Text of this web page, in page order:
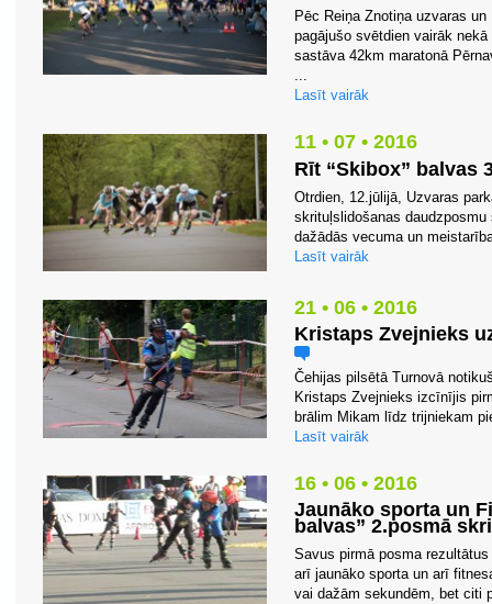
Pēc Reiņa Znotiņa uzvaras
pagājušo svētdien vairāk
sastāva 42km maratonā
...
Lasīt vairāk
11 • 07 • 2016
Rīt “Skibox” balvas
Otrdien, 12.jūlijā, Uzvaras
skrituļslidošanas daudzposmu
dažādās vecuma un
Lasīt vairāk
21 • 06 • 2016
Kristaps Zvejnieks
Čehijas pilsētā Turnovā
Kristaps Zvejnieks izcīnījis
brālim Mikam līdz trijniekam
Lasīt vairāk
16 • 06 • 2016
Jaunāko sporta un
balvas” 2.posmā
Savus pirmā posma
arī jaunāko sporta un arī
vai dažām sekundēm, bet citi